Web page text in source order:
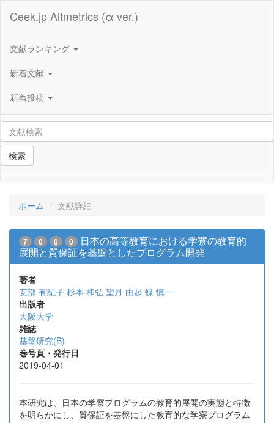
Ceek.jp Altmetrics (α ver.)
文献ランキング
新着文献
新着投稿
検索
ホーム 文献詳細
7 0 0 0
日本の高等教育における学寮の教育的
展開と質保証を基盤としたプログラム開発
著者
安部 有紀子 杉本 和弘 望月 由起 蝶 慎一
出版者
大阪大学
雑誌
基盤研究(B)
巻号頁・発行日
2019-04-01
本研究は、日本の学寮プログラムの教育的展開の実態と特徴
を明らかにし、質保証を基盤にした教育的な学寮プログラム